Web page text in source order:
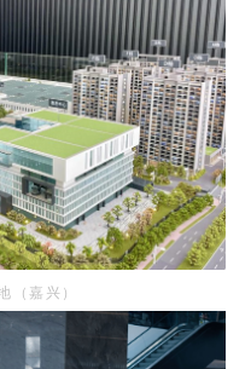
（嘉兴）